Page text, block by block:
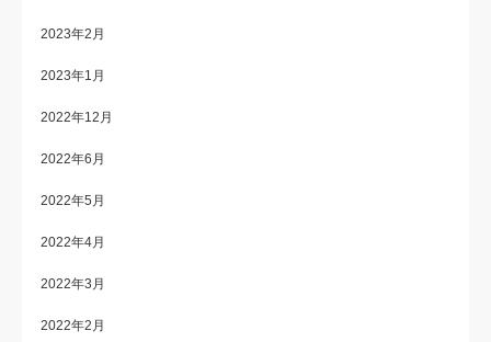
2023年2月
2023年1月
2022年12月
2022年6月
2022年5月
2022年4月
2022年3月
2022年2月